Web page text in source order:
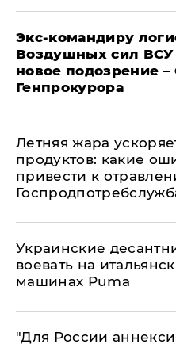
Экс-командиру
Воздушных сил
новое подозрение
Генпрокурора
Летняя жара
продуктов: какие
привести к
Украинские
воевать на
машинах Puma
"Для России